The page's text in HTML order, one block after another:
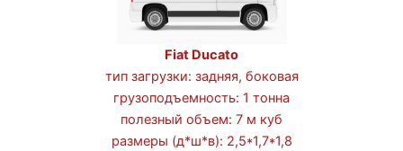
Fiat Ducato
тип загрузки: задняя, боковая
грузоподъемность: 1 тонна
полезный объем: 7 м куб
размеры (д*ш*в): 2,5*1,7*1,8